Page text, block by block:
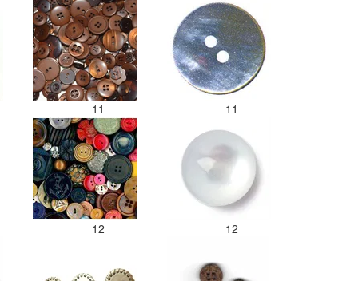
11 11
12 12